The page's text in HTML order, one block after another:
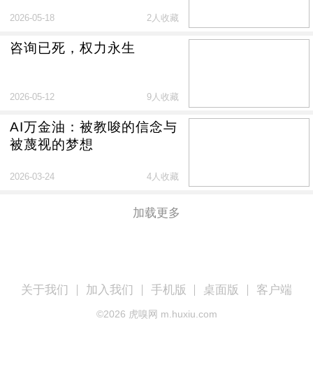
2026-05-18 2人收藏
咨询已死，权力永生
2026-05-12 9人收藏
AI万金油：被教唆的信念与
被蔑视的梦想
2026-03-24 4人收藏
加载更多
关于我们 加入我们 手机版 桌面版 客户端
©2026 虎嗅网 m.huxiu.com